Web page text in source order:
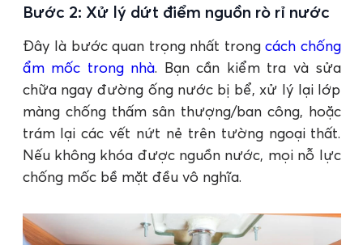
Bước 2: Xử lý dứt điểm nguồn rò rỉ nước
Đây là bước quan trọng nhất trong cách chống
ẩm mốc trong nhà. Bạn cần kiểm tra và sửa
chữa ngay đường ống nước bị bể, xử lý lại lớp
màng chống thấm sân thượng/ban công, hoặc
trám lại các vết nứt nẻ trên tường ngoại thất.
Nếu không khóa được nguồn nước, mọi nỗ lực
chống mốc bề mặt đều vô nghĩa.